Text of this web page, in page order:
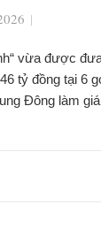
|
vừa được
tỷ đồng tại 6
Đông làm